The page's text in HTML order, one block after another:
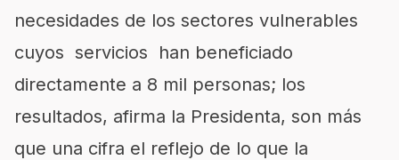
necesidades de los sectores vulnerables
cuyos servicios han beneficiado
directamente a 8 mil personas; los
resultados, afirma la Presidenta, son más
que una cifra el reflejo de lo que la